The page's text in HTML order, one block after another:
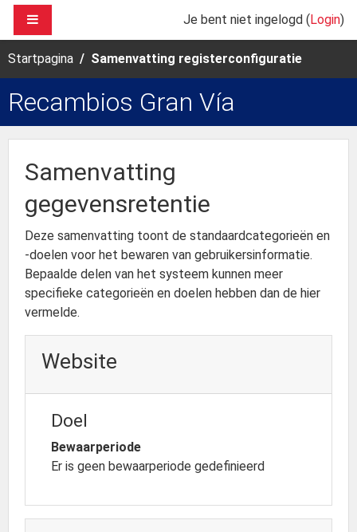
Ga naar hoofdinhoud
Je bent niet ingelogd (Login)
Startpagina Samenvatting registerconfiguratie
Recambios Gran Vía
Samenvatting
gegevensretentie
Deze samenvatting toont de standaardcategorieën en
-doelen voor het bewaren van gebruikersinformatie.
Bepaalde delen van het systeem kunnen meer
specifieke categorieën en doelen hebben dan de hier
vermelde.
Website
Doel
Bewaarperiode
Er is geen bewaarperiode gedefinieerd